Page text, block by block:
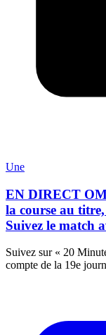
Une
EN DIRECT
la course au
Suivez le match
Suivez sur « 20
compte de la 19e